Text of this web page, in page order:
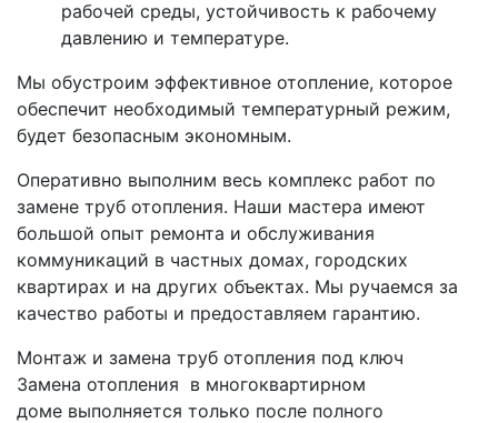
рабочей среды, устойчивость к рабочему
давлению и температуре.
Мы обустроим эффективное отопление, которое
обеспечит необходимый температурный режим,
будет безопасным экономным.
Оперативно выполним весь комплекс работ по
замене труб отопления. Наши мастера имеют
большой опыт ремонта и обслуживания
коммуникаций в частных домах, городских
квартирах и на других объектах. Мы ручаемся за
качество работы и предоставляем гарантию.
Монтаж и замена труб отопления под ключ
Замена отопления в многоквартирном
доме выполняется только после полного